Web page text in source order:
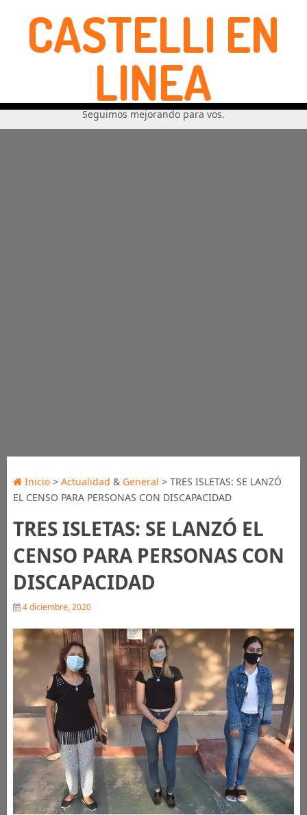
CASTELLI EN
LINEA
Seguimos mejorando para vos.
Inicio> Actualidad & General > TRES ISLETAS: SE LANZÓ
EL CENSO PARA PERSONAS CON DISCAPACIDAD
TRES ISLETAS: SE LANZÓ EL
CENSO PARA PERSONAS CON
DISCAPACIDAD
4 diciembre, 2020